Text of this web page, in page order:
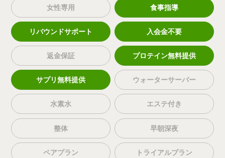
女性専用 食事指導
リバウンドサポート 入会金不要
返金保証 プロテイン無料提供
サプリ無料提供 ウォーターサーバー
水素水 エステ付き
整体 早朝深夜
ペアプラン トライアルプラン